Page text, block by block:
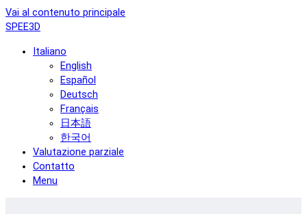
Vai al contenuto principale
SPEE3D
Italiano
English
Español
Deutsch
Français
日本語
한국어
Valutazione parziale
Contatto
Menu